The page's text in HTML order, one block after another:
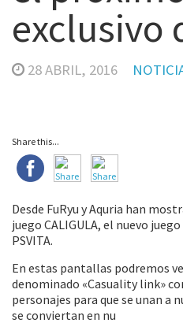
exclusivo
28 ABRIL, 2016
Share this...
Desde FuRyu y Aquria han
juego CALIGULA, el nuevo
PSVITA.
En estas pantallas podremos
denominado «Casuality link»
personajes para que se unan a
se conviertan en nu